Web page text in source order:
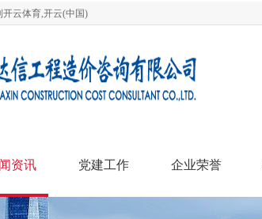
开云体育,开云(中国)
资讯 党建工作 企业荣誉